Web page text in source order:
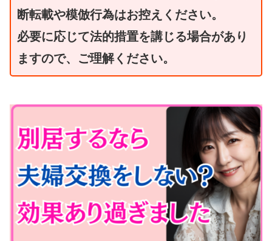
断転載や模倣行為はお控えください。
必要に応じて法的措置を講じる場合があり
ますので、ご理解ください。